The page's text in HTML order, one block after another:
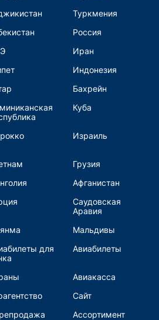
Туркмения
Россия
Иран
Индонезия
Бахрейн
Куба
Израиль
Грузия
Афганистан
Саудовская
Аравия
Мальдивы
для
Авиабилеты
Авиакасса
Сайт
Ассортимент